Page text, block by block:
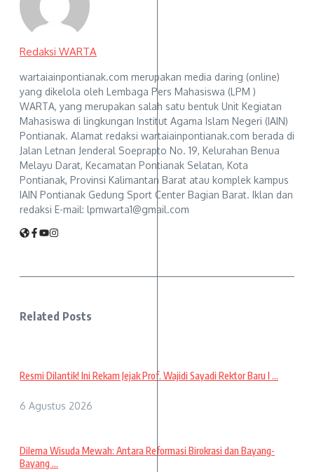
Redaksi WARTA
wartaiainpontianak.com merupakan media daring (online)
yang dikelola oleh Lembaga Pers Mahasiswa (LPM )
WARTA, yang merupakan salah satu bentuk Unit Kegiatan
Mahasiswa di lingkungan Institut Agama Islam Negeri (IAIN)
Pontianak. Alamat redaksi wartaiainpontianak.com berada di
Jalan Letnan Jenderal Soeprapto No. 19, Kelurahan Benua
Melayu Darat, Kecamatan Pontianak Selatan, Kota
Pontianak, Provinsi Kalimantan Barat atau komplek kampus
IAIN Pontianak Gedung Sport Center Bagian Barat. Iklan dan
redaksi E-mail: lpmwarta1@gmail.com
Related Posts
Resmi Dilantik! Ini Rekam Jejak Prof. Wajidi Sayadi Rektor Baru I ...
6 Agustus 2026
Dilema Wisuda Mewah: Antara Reformasi Birokrasi dan Bayang-
Bayang ...